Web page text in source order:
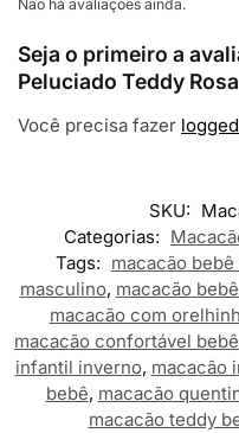
Não há avaliações ainda.
Seja o primeiro a
Peluciado Teddy
Você precisa fazer
SKU:
Categorias:
Tags: macacão
masculino, macacão
macacão com
macacão confortável bebê
infantil inverno, macacão
bebê, macacão
macacão teddy